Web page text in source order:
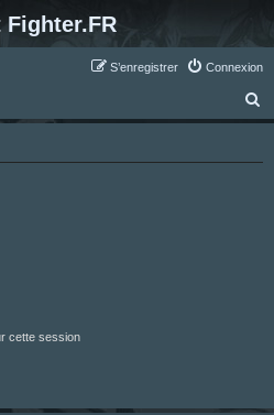
Fighter.FR
Connexion
S’enregistrer
e
cette session